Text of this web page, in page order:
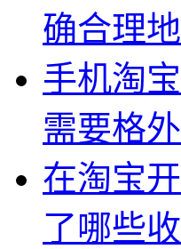
确合理地
手机淘
需要格
在淘宝
了哪些